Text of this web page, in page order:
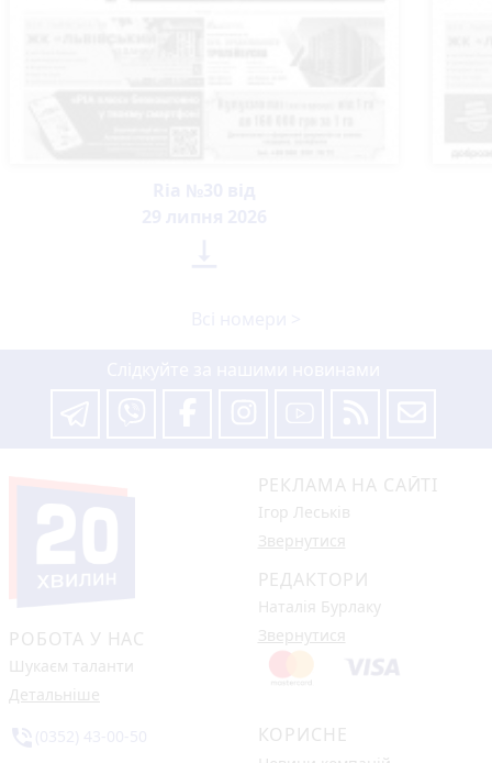
РОБОТА У НАС
Шукаєм таланти
Детальніше
РЕКЛАМА НА САЙТІ
Ігор Леськів
Звернутися
РЕДАКТОРИ
Наталія Бурлаку
Звернутися
КОРИСНЕ